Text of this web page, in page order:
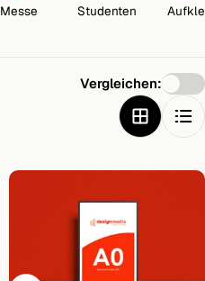
Messe Studenten
Vergleichen: